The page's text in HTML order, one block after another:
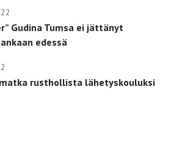
Gudina Tumsa ei jättänyt
edessä
rusthollista lähetyskouluksi